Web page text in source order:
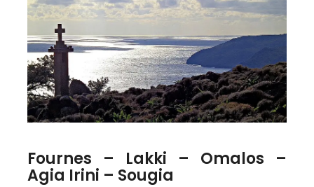
Fournes – Lakki – Omalos –
Agia Irini – Sougia